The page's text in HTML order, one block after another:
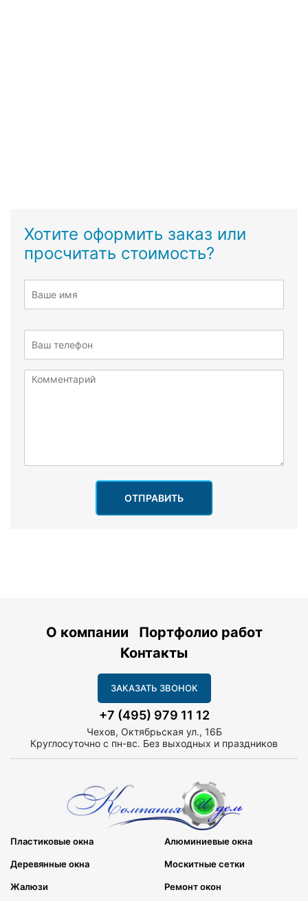
Хотите оформить заказ или
просчитать стоимость?
ОТПРАВИТЬ
О компании
Портфолио работ
Контакты
ЗАКАЗАТЬ ЗВОНОК
+7 (495) 979 11 12
Чехов, Октябрьская ул., 16Б
Круглосуточно с пн-вс. Без выходных и праздников
Пластиковые окна Алюминиевые окна
Деревянные окна Москитные сетки
Жалюзи Ремонт окон